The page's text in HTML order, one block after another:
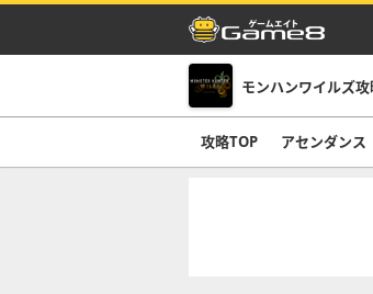
モンハンワイルズ
攻略TOP アセンダンス